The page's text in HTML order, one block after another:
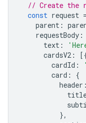
// Create the
const request =
parent :
requestBody :
text :
cardsV2 :
cardId :
card :
{
header :
},